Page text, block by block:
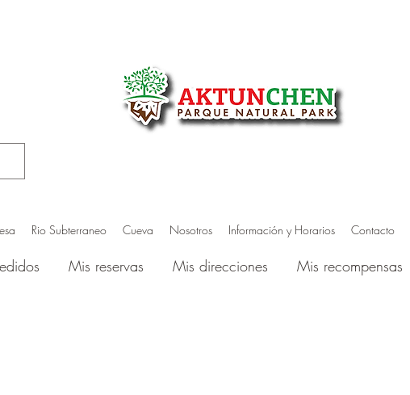
Rio Subterraneo Cueva Nosotros Información y Horarios Contacto
Mis reservas Mis direcciones Mis recompensas